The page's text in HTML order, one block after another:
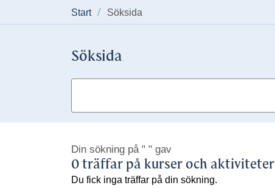
Start Söksida
Söksida
Din sökning på " " gav
0 träffar på kurser och aktiviteter
Du fick inga träffar på din sökning.